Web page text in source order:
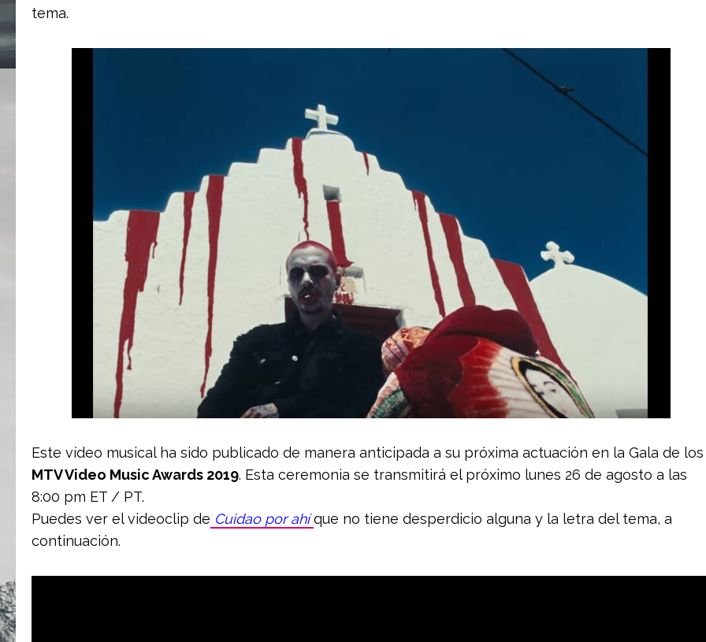
tema.
Este vídeo musical ha sido publicado de manera anticipada a su próxima actuación en la Gala de los
MTV Video Music Awards 2019. Esta ceremonia se transmitirá el próximo lunes 26 de agosto a las
8:00 pm ET / PT.
Puedes ver el videoclip de Cuidao por ahí que no tiene desperdicio alguna y la letra del tema, a
continuación.